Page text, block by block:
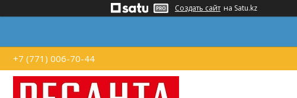
Создать сайт на Satu.kz
+7 (771) 006-70-44